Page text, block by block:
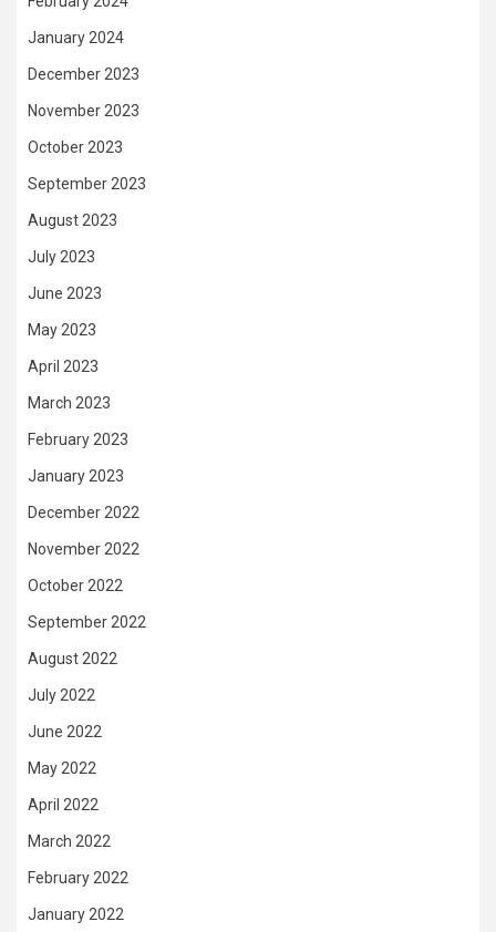
January 2024
December 2023
November 2023
October 2023
September 2023
August 2023
July 2023
June 2023
May 2023
April 2023
March 2023
February 2023
January 2023
December 2022
November 2022
October 2022
September 2022
August 2022
July 2022
June 2022
May 2022
April 2022
March 2022
February 2022
January 2022